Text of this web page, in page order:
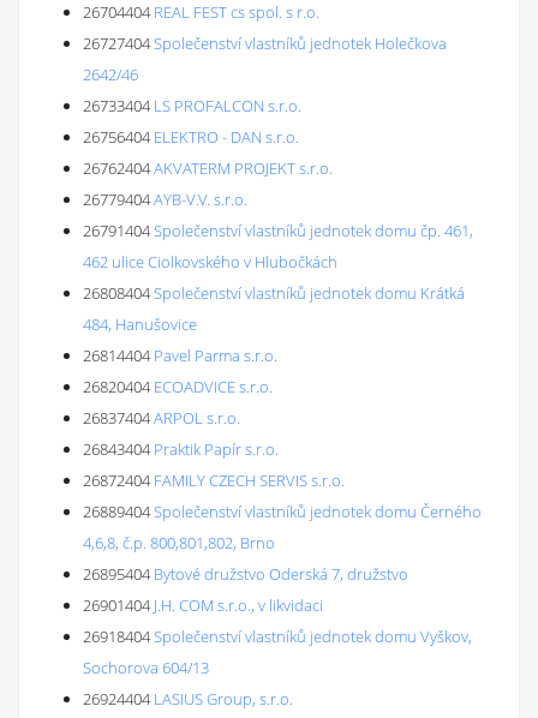
26704404 REAL FEST cs spol. s r.o.
26727404Společenství vlastníků jednotek Holečkova
2642/46
26733404 LS PROFALCON s.r.o.
26756404 ELEKTRO - DAN s.r.o.
26762404AKVATERM PROJEKT s.r.o.
26779404AYB-V.V. s.r.o.
26791404Společenství vlastníků jednotek domu čp. 461,
462 ulice Ciolkovského v Hlubočkách
26808404Společenství vlastníků jednotek domu Krátká
484, Hanušovice
26814404 Pavel Parma s.r.o.
26820404 ECOADVICE s.r.o.
26837404ARPOL s.r.o.
26843404 Praktik Papír s.r.o.
26872404 FAMILY CZECH SERVIS s.r.o.
26889404Společenství vlastníků jednotek domu Černého
4,6,8, č.p. 800,801,802, Brno
26895404 Bytové družstvo Oderská 7, družstvo
26901404 J.H. COM s.r.o., v likvidaci
26918404Společenství vlastníků jednotek domu Vyškov,
Sochorova 604/13
26924404 LASIUS Group, s.r.o.